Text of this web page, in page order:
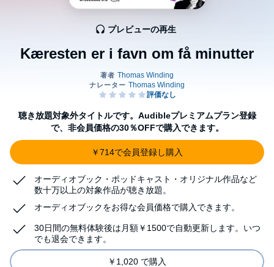
Kæresten er i favn om få minutter
プレビューの再生
聴き放題対象外タイトルです。Audibleプレミアムプラン登録
で、非会員価格の30％OFFで購入できます。
￥714で会員登録し購入
オーディオブック・ポッドキャスト・オリジナル作品など
数十万以上の対象作品が聴き放題。
オーディオブックをお得な会員価格で購入できます。
30日間の無料体験後は月額￥1500で自動更新します。いつ
でも退会できます。
￥1,020 で購入